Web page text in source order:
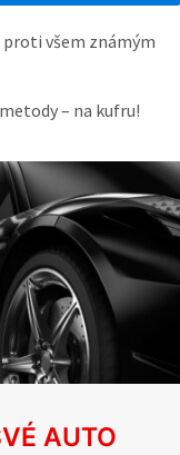
proti všem známým
– na kufru!
AUTO